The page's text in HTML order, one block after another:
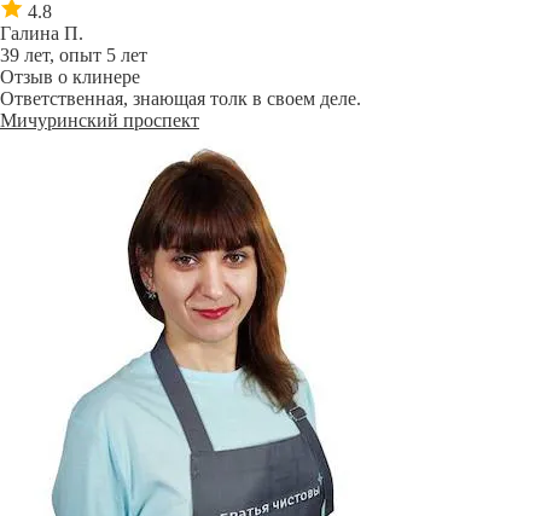
4.8
Галина П.
39 лет, опыт 5 лет
Отзыв о клинере
Ответственная, знающая толк в своем деле.
Мичуринский проспект